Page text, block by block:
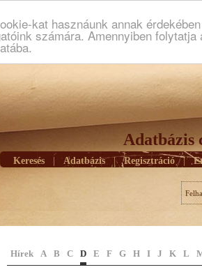
kat hasznáunk annak
számára. Amennyiben
Adatbázis
Keresés Adatbázis | Regisztráció |
Hírek A B C D E F G H I J K L